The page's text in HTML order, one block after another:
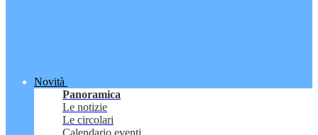
Novità
Panoramica
Le notizie
Le circolari